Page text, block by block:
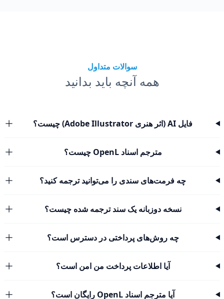
سوالات متداول
همه آنچه باید بدانید
فایل AI (اثر هنری Adobe Illustrator) چیست؟
مترجم اسناد OpenL چیست؟
چه فرمت‌های سندی را می‌توانید ترجمه کنید؟
نسخه دوزبانه یک سند ترجمه شده چیست؟
چه روش‌های پرداختی در دسترس است؟
آیا اطلاعات پرداخت من امن است؟
آیا مترجم اسناد OpenL رایگان است؟